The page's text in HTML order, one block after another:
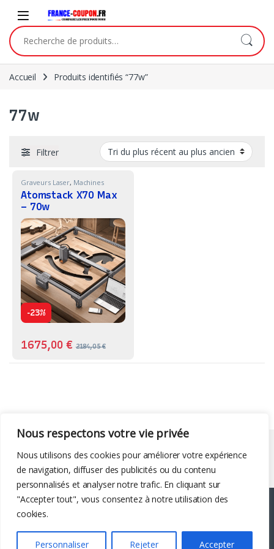
Nous respectons votre vie privée
Nous utilisons des cookies pour améliorer votre expérience
de navigation, diffuser des publicités ou du contenu
personnalisés et analyser notre trafic. En cliquant sur
"Accepter tout", vous consentez à notre utilisation des
cookies.
Personnaliser Rejeter Accepter
Recherche pour :
Accueil Produits identifiés “77w”
77w
Filtrer
Graveurs Laser, Machines
Atomstack X70 Max
– 70w
-23%
1675,00 € 2184,05€
Liens utiles